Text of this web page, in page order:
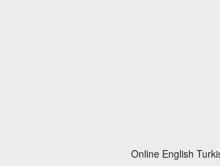
Online English